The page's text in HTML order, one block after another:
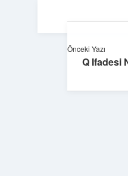
Önceki Yazı
Q Ifadesi